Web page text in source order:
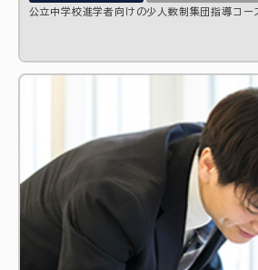
公立中学校進学者向けの少人数制集団指導コー